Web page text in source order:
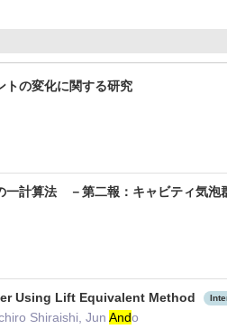
トの変化に関する研究
一計算法 －第二報：キャビティ気泡
Using Lift Equivalent Method
Shiraishi, Jun Ando